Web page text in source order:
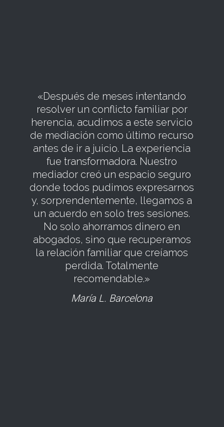
«Después de meses intentando
resolver un conflicto familiar por
herencia, acudimos a este servicio
de mediación como último recurso
antes de ir a juicio. La experiencia
fue transformadora. Nuestro
mediador creó un espacio seguro
donde todos pudimos expresarnos
y, sorprendentemente, llegamos a
un acuerdo en solo tres sesiones.
No solo ahorramos dinero en
abogados, sino que recuperamos
la relación familiar que creíamos
perdida. Totalmente
recomendable.»
María L. Barcelona